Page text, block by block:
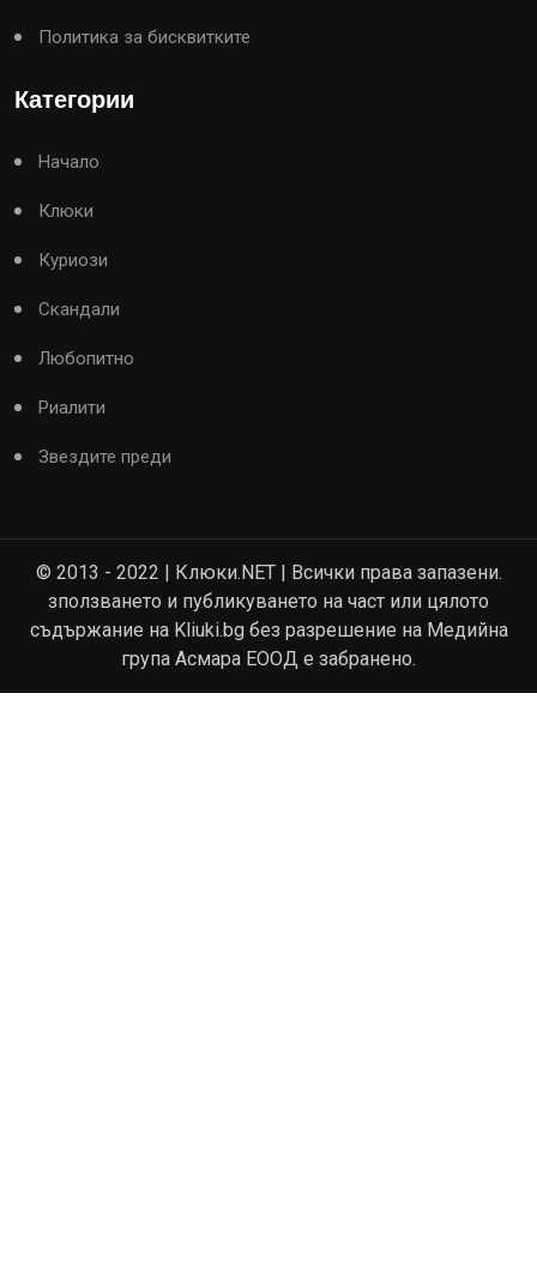
Политика за бисквитките
Категории
Начало
Клюки
Куриози
Скандали
Любопитно
Риалити
Звездите преди
© 2013 - 2022 | Клюки.NET | Всички права запазени.
зползването и публикуването на част или цялото
съдържание на Kliuki.bg без разрешение на Медийна
група Асмара ЕООД е забранено.